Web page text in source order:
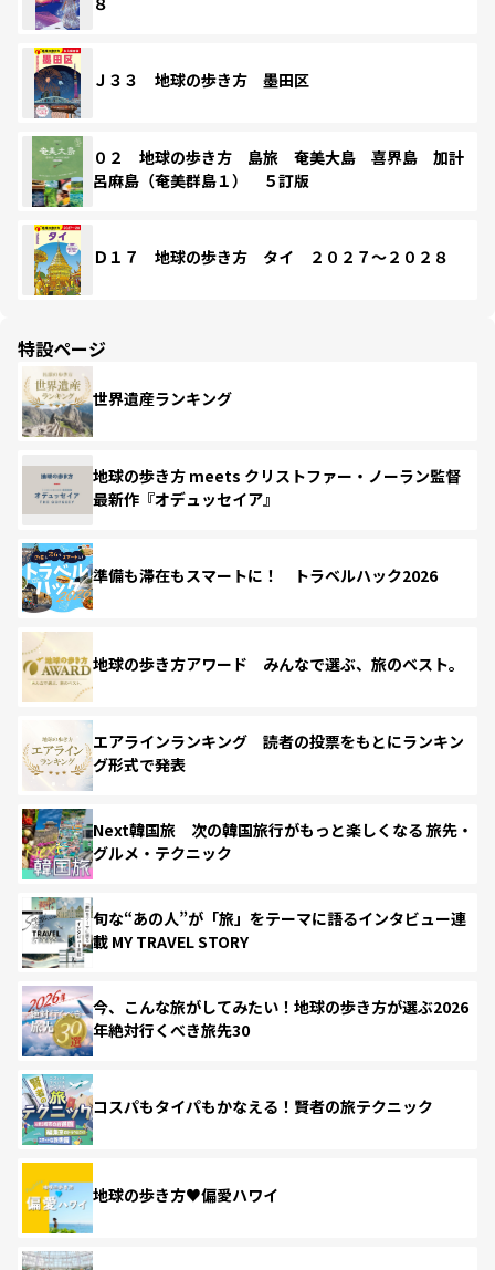
Ｊ３３ 地球の歩き方 墨田区
０２ 地球の歩き方 島旅 奄美大島 喜界島 加計
呂麻島（奄美群島１） ５訂版
Ｄ１７ 地球の歩き方 タイ ２０２７～２０２８
特設ページ
世界遺産ランキング
地球の歩き方 meets クリストファー・ノーラン監督
最新作『オデュッセイア』
準備も滞在もスマートに！ トラベルハック2026
地球の歩き方アワード みんなで選ぶ、旅のベスト。
エアラインランキング 読者の投票をもとにランキン
グ形式で発表
Next韓国旅 次の韓国旅行がもっと楽しくなる 旅先・
グルメ・テクニック
旬な“あの人”が「旅」をテーマに語るインタビュー連
載 MY TRAVEL STORY
今、こんな旅がしてみたい！地球の歩き方が選ぶ2026
年絶対行くべき旅先30
コスパもタイパもかなえる！賢者の旅テクニック
地球の歩き方♥偏愛ハワイ